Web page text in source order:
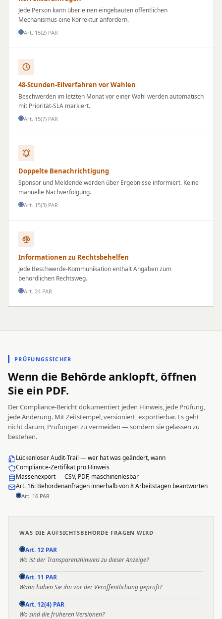
Jede Person kann über einen eingebauten öffentlichen
Mechanismus eine Korrektur anfordern.
Art. 15(2) PAR
48-Stunden-Eilverfahren vor Wahlen
Beschwerden im letzten Monat vor einer Wahl werden automatisch
mit Priorität-SLA markiert.
Art. 15(7) PAR
Doppelte Benachrichtigung
Sponsor und Meldende werden über Ergebnisse informiert. Keine
manuelle Nachverfolgung.
Art. 15(3) PAR
Informationen zu Rechtsbehelfen
Jede Beschwerde-Kommunikation enthält Angaben zum
behördlichen Rechtsweg.
Art. 24 PAR
PRÜFUNGSSICHER
Wenn die Behörde anklopft, öffnen
Sie ein PDF.
Der Compliance-Bericht dokumentiert jeden Hinweis, jede Prüfung,
jede Änderung. Mit Zeitstempel, versioniert, exportierbar. Es geht
nicht darum, Prüfungen zu vermeiden — sondern sie gelassen zu
bestehen.
Lückenloser Audit-Trail — wer hat was geändert, wann
Compliance-Zertifikat pro Hinweis
Massenexport — CSV, PDF, maschinenlesbar
Art. 16: Behördenanfragen innerhalb von 8 Arbeitstagen beantworten
Art. 16 PAR
WAS DIE AUFSICHTSBEHÖRDE FRAGEN WIRD
Art. 12 PAR
Wo ist der Transparenzhinweis zu dieser Anzeige?
Art. 11 PAR
Wann haben Sie ihn vor der Veröffentlichung geprüft?
Art. 12(4) PAR
Wo sind die früheren Versionen?